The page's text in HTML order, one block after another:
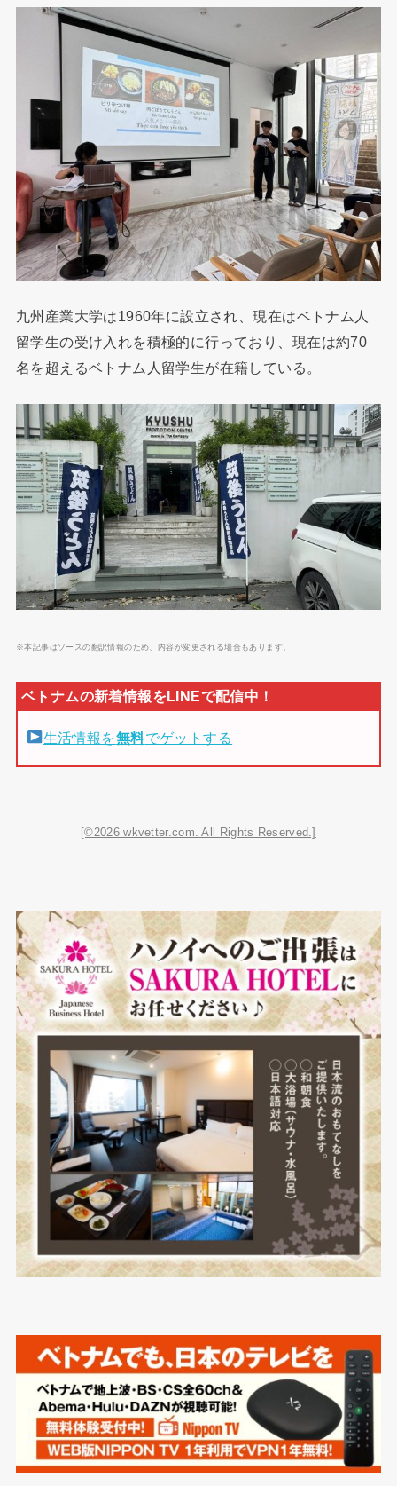
九州産業大学は1960年に設立され、現在はベトナム人
留学生の受け入れを積極的に行っており、現在は約70
名を超えるベトナム人留学生が在籍している。
※本記事はソースの翻訳情報のため、内容が変更される場合もあります。
生活情報を無料でゲットする
[©2026 wkvetter.com. All Rights Reserved.]